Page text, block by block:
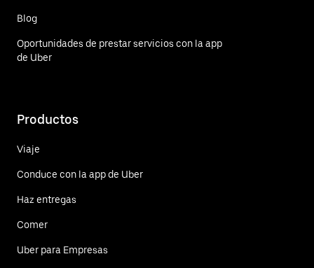
Blog
Oportunidades de prestar servicios con la app
de Uber
Productos
Viaje
Conduce con la app de Uber
Haz entregas
Comer
Uber para Empresas